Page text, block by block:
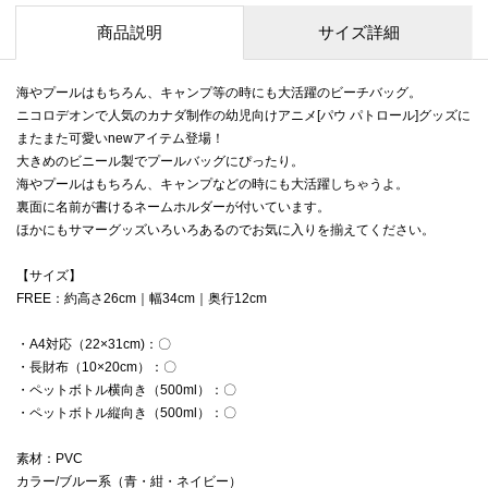
商品説明 サイズ詳細
海やプールはもちろん、キャンプ等の時にも大活躍のビーチバッグ。
ニコロデオンで人気のカナダ制作の幼児向けアニメ[パウ パトロール]グッズに
またまた可愛いnewアイテム登場！
大きめのビニール製でプールバッグにぴったり。
海やプールはもちろん、キャンプなどの時にも大活躍しちゃうよ。
裏面に名前が書けるネームホルダーが付いています。
ほかにもサマーグッズいろいろあるのでお気に入りを揃えてください。
【サイズ】
FREE：約高さ26cm｜幅34cm｜奥行12cm
・A4対応（22×31cm)：〇
・長財布（10×20cm）：〇
・ペットボトル横向き（500ml）：〇
・ペットボトル縦向き（500ml）：〇
素材：PVC
カラー/ブルー系（青・紺・ネイビー）